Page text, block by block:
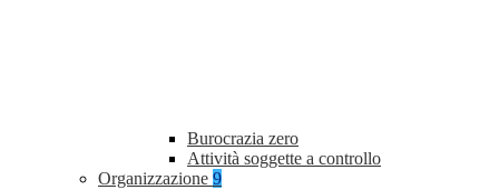
Burocrazia zero
Attività soggette a controllo
Organizzazione 9